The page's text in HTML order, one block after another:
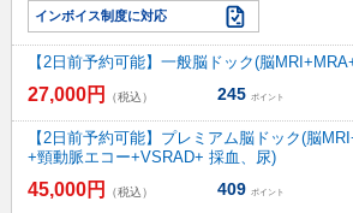
インボイス制度に対応
【2日前予約可能】一般脳ドック(脳
27,000円 （税込） 245 ポイント
【2日前予約可能】プレミアム脳ドック(脳
+頸動脈エコー+VSRAD+ 採血、尿)
45,000円 （税込） 409 ポイント